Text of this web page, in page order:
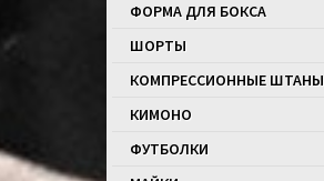
ФОРМА ДЛЯ БОКСА
ШОРТЫ
КОМПРЕССИОННЫЕ ШТАНЫ
КИМОНО
ФУТБОЛКИ